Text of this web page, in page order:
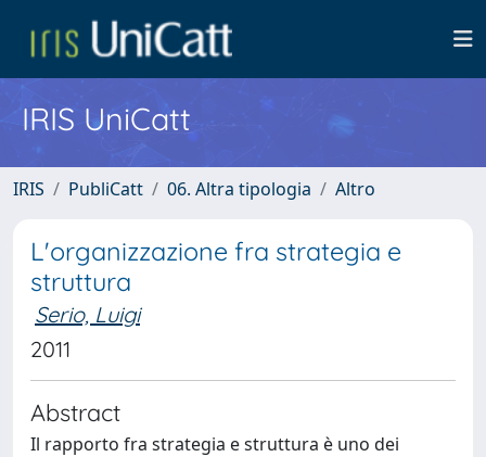
IRIS UniCatt
IRIS PubliCatt 06. Altra tipologia Altro
L'organizzazione fra strategia e
struttura
Serio, Luigi
2011
Abstract
Il rapporto fra strategia e struttura è uno dei